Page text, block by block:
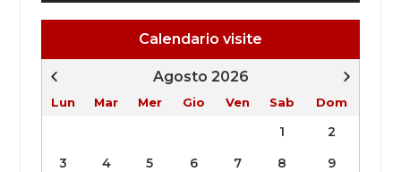
Calendario visite
Agosto 2026
Lun Mar Mer Gio Ven Sab Dom
1
2
3
4 5 6 7 8
9